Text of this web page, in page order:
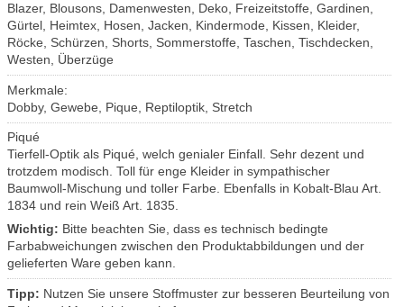
Blazer, Blousons, Damenwesten, Deko, Freizeitstoffe, Gardinen,
Gürtel, Heimtex, Hosen, Jacken, Kindermode, Kissen, Kleider,
Röcke, Schürzen, Shorts, Sommerstoffe, Taschen, Tischdecken,
Westen, Überzüge
Merkmale:
Dobby, Gewebe, Pique, Reptiloptik, Stretch
Piqué
Tierfell-Optik als Piqué, welch genialer Einfall. Sehr dezent und
trotzdem modisch. Toll für enge Kleider in sympathischer
Baumwoll-Mischung und toller Farbe. Ebenfalls in Kobalt-Blau Art.
1834 und rein Weiß Art. 1835.
Wichtig: Bitte beachten Sie, dass es technisch bedingte
Farbabweichungen zwischen den Produktabbildungen und der
gelieferten Ware geben kann.
Tipp: Nutzen Sie unsere Stoffmuster zur besseren Beurteilung von